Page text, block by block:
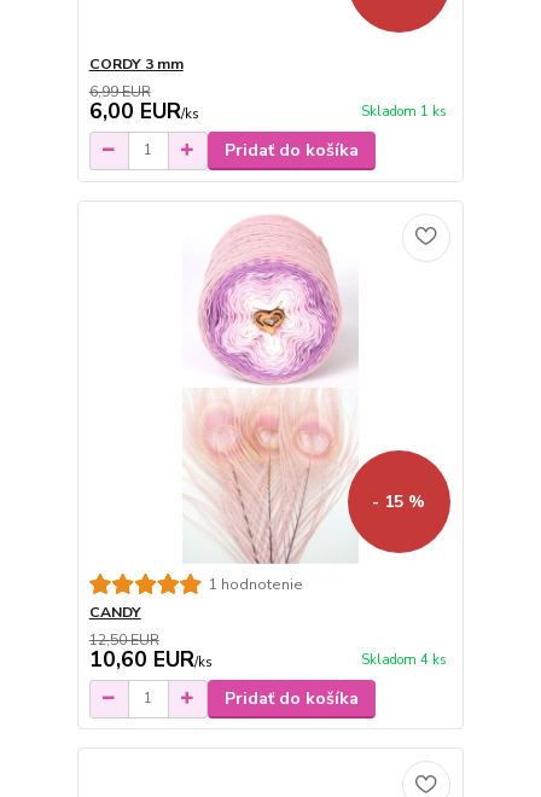
CORDY 3 mm
6,99 EUR
6,00 EUR/ks Skladom 1 ks
Pridať do košíka
- 15 %
1 hodnotenie
CANDY
12,50 EUR
10,60 EUR/ks Skladom 4 ks
Pridať do košíka